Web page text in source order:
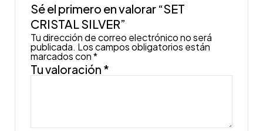
Sé el primero en valorar “SET
CRISTAL SILVER”
Tu dirección de correo electrónico no será
publicada. Los campos obligatorios están
marcados con*
Tu valoración *